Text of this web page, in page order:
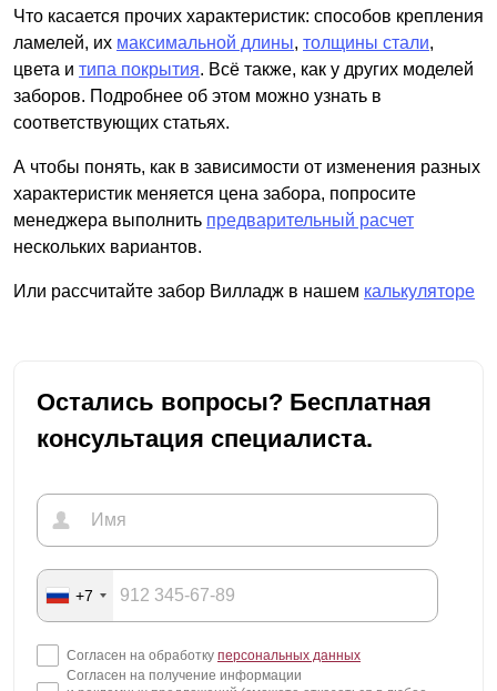
Что касается прочих характеристик: способов крепления
ламелей, их максимальной длины, толщины стали,
цвета и типа покрытия. Всё также, как у других моделей
заборов. Подробнее об этом можно узнать в
соответствующих статьях.
А чтобы понять, как в зависимости от изменения разных
характеристик меняется цена забора, попросите
менеджера выполнить предварительный расчет
нескольких вариантов.
Или рассчитайте забор Вилладж в нашем калькуляторе
Остались вопросы? Бесплатная
консультация специалиста.
+7
Согласен на обработку персональных данных
Согласен на получение информации